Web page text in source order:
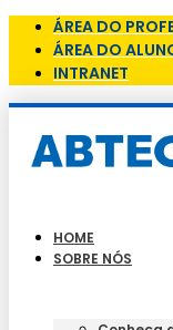
ÁREA DO
ÁREA DO
INTRANET
HOME
SOBRE NÓS